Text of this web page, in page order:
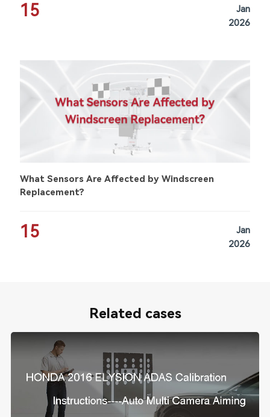
15
Jan
2026
What Sensors Are Affected by Windscreen
Replacement?
15
Jan
2026
Related cases